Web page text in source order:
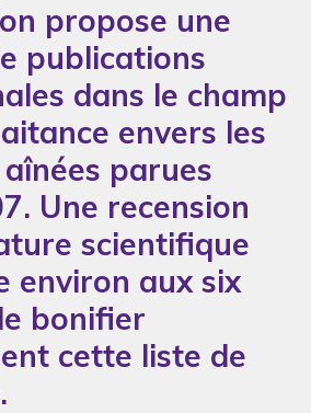
propose une
publications
dans le champ
envers les
parues
Une recension
scientifique
environ aux six
bonifier
cette liste de